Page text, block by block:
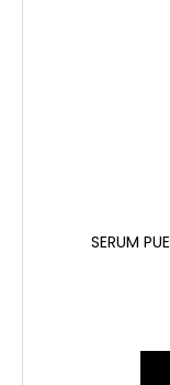
SERUM